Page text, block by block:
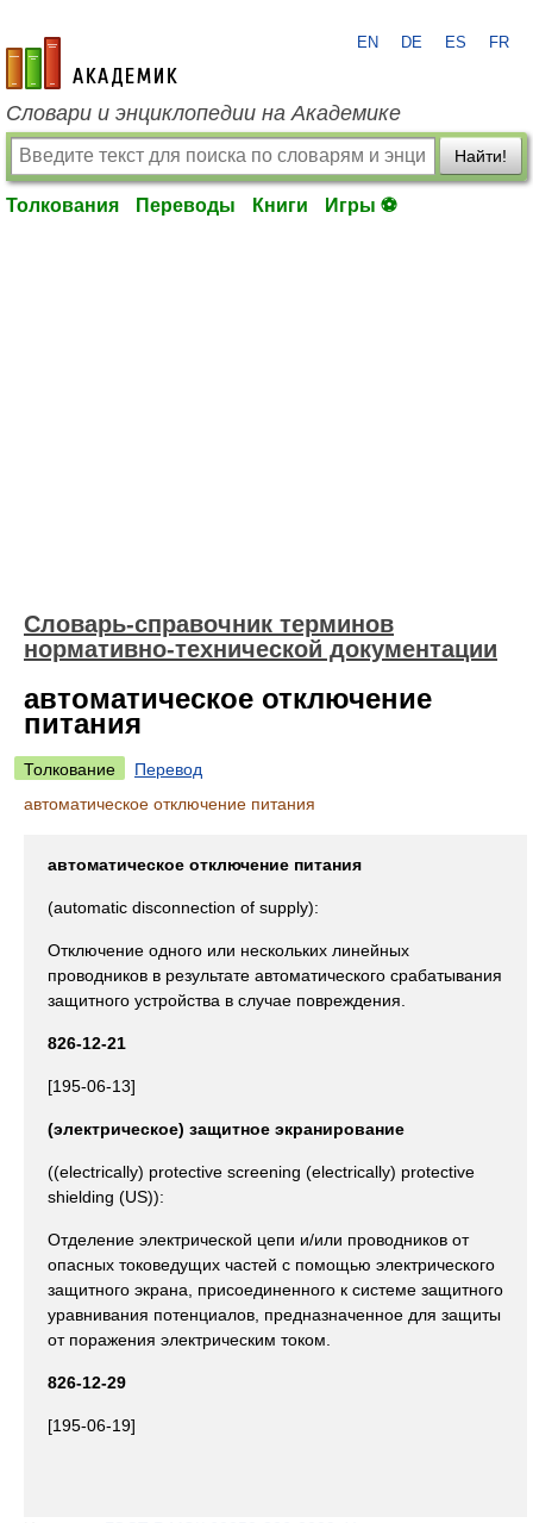
academic.ru
EN DE ES FR
Словари и энциклопедии на Академике
Найти!
Толкования Переводы Книги Игры ⚽
Словарь-справочник терминов
нормативно-технической документации
автоматическое отключение
питания
Толкование
Перевод
автоматическое отключение питания
автоматическое отключение питания
(automatic disconnection of supply):
Отключение одного или нескольких линейных
проводников в результате автоматического срабатывания
защитного устройства в случае повреждения.
826-12-21
[195-06-13]
(электрическое) защитное экранирование
((electrically) protective screening (electrically) protective
shielding (US)):
Отделение электрической цепи и/или проводников от
опасных токоведущих частей с помощью электрического
защитного экрана, присоединенного к системе защитного
уравнивания потенциалов, предназначенное для защиты
от поражения электрическим током.
826-12-29
[195-06-19]